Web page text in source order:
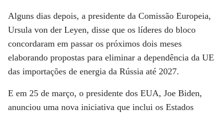
Alguns dias depois, a presidente da Comissão Europeia,
Ursula von der Leyen, disse que os líderes do bloco
concordaram em passar os próximos dois meses
elaborando propostas para eliminar a dependência da UE
das importações de energia da Rússia até 2027.
E em 25 de março, o presidente dos EUA, Joe Biden,
anunciou uma nova iniciativa que inclui os Estados